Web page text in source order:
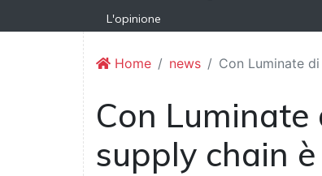
L'opinione
Home news Con Luminate
Con Luminate
supply chain